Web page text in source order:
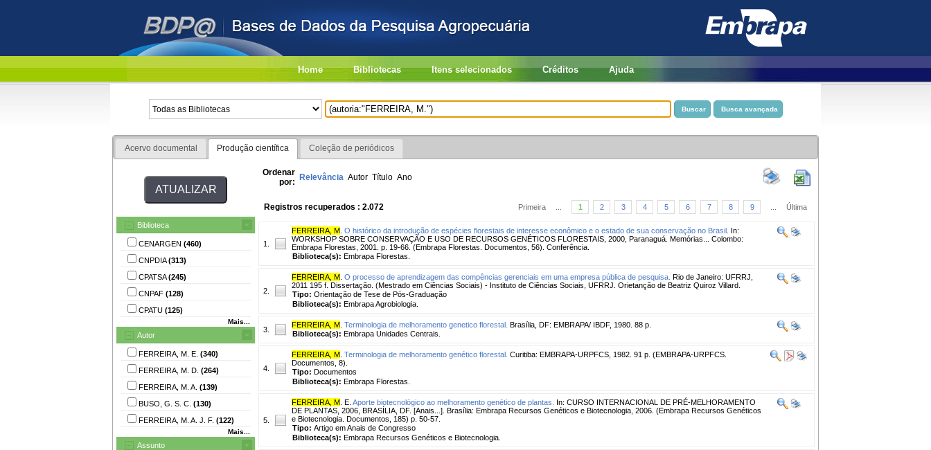
Home Bibliotecas Itens selecionados Créditos Ajuda
Acervo documental Produção científica Coleção de periódicos
Biblioteca
CENARGEN (460)
CNPDIA(313)
CPATSA(245)
CNPAF (128)
CPATU (125)
Mais...
Autor
FERREIRA, M. E. (340)
FERREIRA, M. D. (264)
FERREIRA, M. A. (139)
BUSO, G. S. C. (130)
FERREIRA, M. A. J. F. (122)
Mais...
Assunto
Ordenar
por: Relevância Autor Título Ano
Registros recuperados : 2.072 Primeira 1 2 3 4 5 6 7 8 9 Última
1.
FERREIRA, M O histórico da introdução de espécies florestais de interesse econômico e o estado de sua conservação no Brasil. In:
WORKSHOP SOBRE CONSERVAÇÃO E USO DE RECURSOS GENÉTICOS FLORESTAIS, 2000, Paranaguá. Memórias... Colombo:
Embrapa Florestas, 2001. p. 19-66. (Embrapa Florestas. Documentos, 56). Conferência.
Biblioteca(s): Embrapa Florestas.
2.
FERREIRA, M O processo de aprendizagem das compências gerenciais em uma empresa pública de pesquisa. Rio de Janeiro: UFRRJ,
2011 195 f. Dissertação. (Mestrado em Ciências Sociais) - Instituto de Ciências Sociais, UFRRJ. Orietanção de Beatriz Quiroz Villard.
Tipo: Orientação de Tese de Pós-Graduação
Biblioteca(s): Embrapa Agrobiologia.
3.
FERREIRA, M Terminologia de melhoramento genetico florestal. Brasília, DF: EMBRAPA/ IBDF, 1980. 88 p.
Biblioteca(s): Embrapa Unidades Centrais.
4.
FERREIRA, M Terminologia de melhoramento genético florestal. Curitiba: EMBRAPA-URPFCS, 1982. 91 p. (EMBRAPA-URPFCS.
Documentos, 8).
Tipo: Documentos
Biblioteca(s): Embrapa Florestas.
5.
FERREIRA, M . E. Aporte biotecnológico ao melhoramento genético de plantas.
In: CURSO INTERNACIONAL DE PRÉ-MELHORAMENTO
DE PLANTAS, 2006, BRASÍLIA, DF. [Anais...]. Brasília: Embrapa Recursos Genéticos e Biotecnologia, 2006. (Embrapa Recursos Genéticos
e Biotecnologia. Documentos, 185) p. 50-57.
Tipo: Artigo em Anais de Congresso
Biblioteca(s): Embrapa Recursos Genéticos e Biotecnologia.